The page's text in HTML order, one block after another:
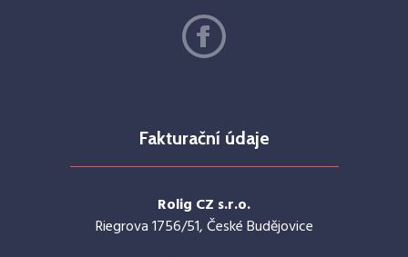
Fakturační údaje
Rolig CZ s.r.o.
Riegrova 1756/51, České Budějovice